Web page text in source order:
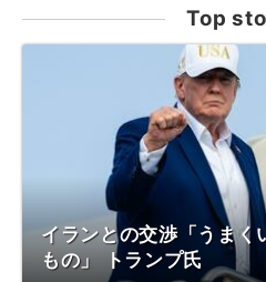
Top
イランとの交渉「うまく
もの」 トランプ氏